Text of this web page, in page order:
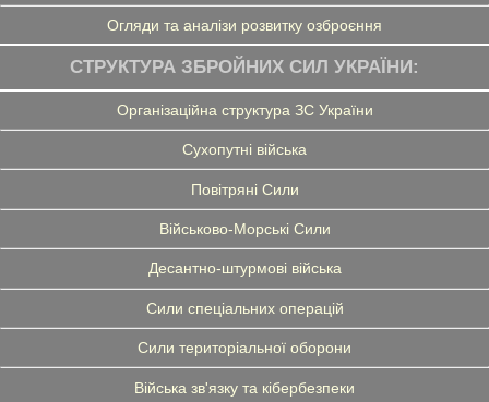
Огляди та аналізи розвитку озброєння
СТРУКТУРА ЗБРОЙНИХ СИЛ УКРАЇНИ:
Організаційна структура ЗС України
Сухопутні війська
Повітряні Сили
Військово-Морські Сили
Десантно-штурмові війська
Сили спеціальних операцій
Сили територіальної оборони
Війська зв'язку та кібербезпеки